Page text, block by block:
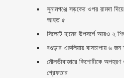
সুনামগঞ্জে সড়কের ওপর রামদা
আহত ৫
সিলেটে হামের উপসর্গে আরও ২
বগুড়ার এরুলিয়ায় বাসচাপায় ৬ জন
মৌলভীবাজারে কিশোরীকে
গ্রেফতার